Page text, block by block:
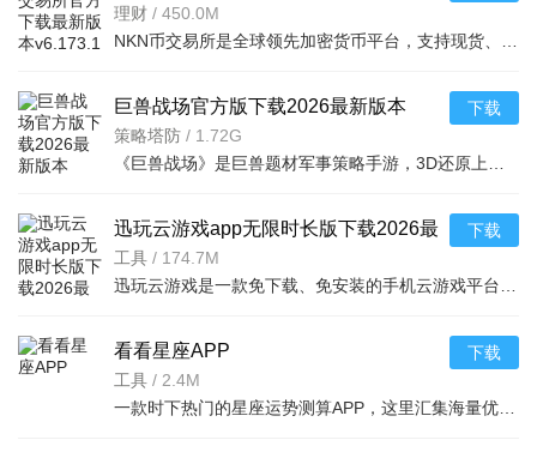
v6.173.1官方版
理财 / 450.0M
巨兽战场官方版下载2026最新版本
v9.9.2手机版
策略塔防 / 1.72G
下载
迅玩云游戏app无限时长版下载2026最
新版v1.0.5.009安卓版
工具 / 174.7M
下载
看看星座APP
工具 / 2.4M
下载